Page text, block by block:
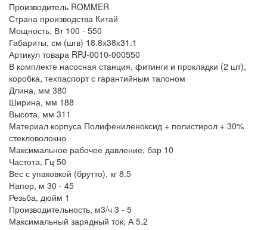
Производитель ROMMER
Страна производства Китай
Мощность, Вт 100 - 550
Габариты, см (шгв) 18.8х38х31.1
Артикул товара RPJ-0010-000550
В комплекте насосная станция, фитинги и прокладки (2 шт),
коробка, техпаспорт с гарантийным талоном
Длина, мм 380
Ширина, мм 188
Высота, мм 311
Материал корпуса Полифениленоксид + полистирол + 30%
стекловолокно
Максимальное рабочее давление, бар 10
Частота, Гц 50
Вес с упаковкой (брутто), кг 8.5
Напор, м 30 - 45
Резьба, дюйм 1
Производительность, м3/ч 3 - 5
Максимальный зарядный ток, А 5.2